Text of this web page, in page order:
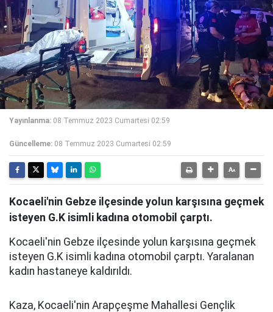
Yayınlanma: 08 Temmuz 2023 Cumartesi 02:59
Güncelleme: 08 Temmuz 2023 Cumartesi 02:59
Kocaeli'nin Gebze ilçesinde yolun karşısına geçmek
isteyen G.K isimli kadına otomobil çarptı.
Kocaeli'nin Gebze ilçesinde yolun karşısına geçmek
isteyen G.K isimli kadına otomobil çarptı. Yaralanan
kadın hastaneye kaldırıldı.
Kaza, Kocaeli'nin Arapçeşme Mahallesi Gençlik